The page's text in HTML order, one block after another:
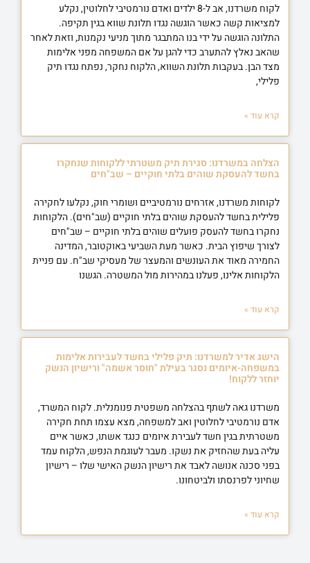
לקוח משרדנו, אב ל-8 ילדים ואדם נורמטיבי לחלוטין, נקלע
למציאות קשה כאשר הוגשה נגדו תלונת שווא בגין תקיפה.
התלונה הוגשה על ידי בנו המתבגר מתוך מניעי נקמנות, וזאת לאחר
שהאב נאלץ להתערב כדי להגן על אם המשפחה מפני אלימות
מצד הבן. בעקבות תלונת השווא, הלקוח נחקר, נפתח נגדו תיק
פלילי,
קרא עוד »
הצלחה במשרדנו: סגירת תיק משטרתי ללקוחות שנחקרו
בחשד להעסקת שוהים בלתי חוקיים – שב"חים
לקוחות משרדנו, אזרחים נורמטיביים ושומרי חוק, נקלעו לחקירה
פלילית בחשד להעסקת שוהים בלתי חוקיים (שב"חים). הלקוחות
נחקרו בחשד להעסק פועלים שוהים בלתי חוקיים – שב"חים
לצורך שיפוץ הבית. כאשר מעת השביעי באוקטובר, המדינה
החמירה מאוד את העונשים והמעצר של מעסיקי שב"ח. עם פניית
הלקוחות אלינו, פעלנו במהירות מול המשטרה. הגשנו
קרא עוד »
הישג אדיר למשרדנו: תיק פלילי בחשד לעבירות אלימות
במשפחה-איומים נסגר בעילת "חוסר אשמה" ורישיון הנשק
יוחזר ללקוח!
משרדנו גאה לשתף בהצלחה משפטית פנומנלית. לקוח המשרד,
אדם נורמטיבי לחלוטין ואב למשפחה, מצא עצמו תחת חקירה
משטרתית בגין חשד לעבירת איומים כנגד אשתו, כאשר איים
עליה בעת שהחזיק את נשקו. מעבר לעוגמת הנפש, הלקוח עמד
בפני סכנה אנושה לאבד את רישיון הנשק האישי שלו – רישיון
שחיוני לפרנסתו ולביטחונו.
קרא עוד »